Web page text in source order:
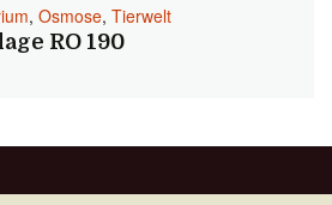
, Osmose, Tierwelt
RO 190